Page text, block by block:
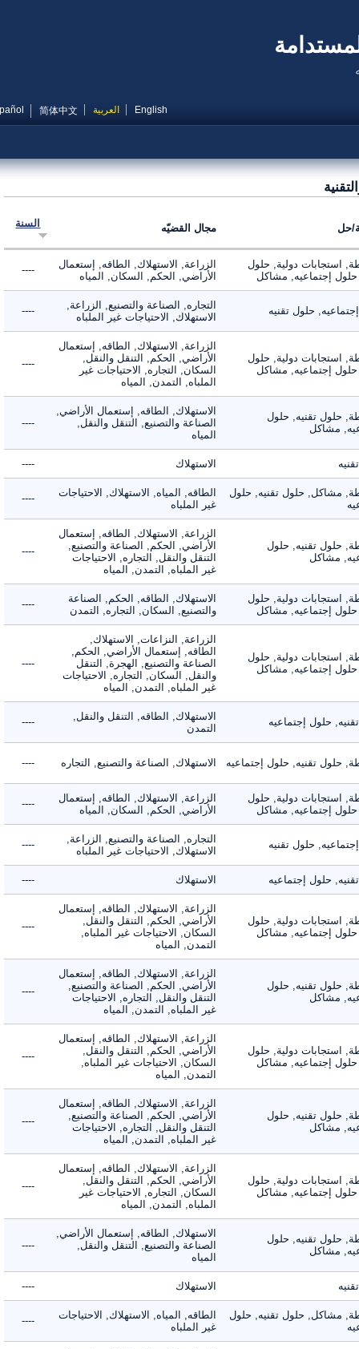
English العربية 简体中文
Español
مجال القضيّه السنة
استجابات دولية, حلول
إجتماعيه, مشاكل
الزراعة, الاستهلاك, الطاقه, إستعمال
الأراضي, الحكم, السكان, المياه
----
حلول تقنيه
التجاره, الصناعة والتصنيع, الزراعة,
الاستهلاك, الاحتياجات غير الملباه
----
استجابات دولية, حلول
إجتماعيه, مشاكل
الزراعة, الاستهلاك, الطاقه, إستعمال
الأراضي, الحكم, التنقل والنقل,
السكان, التجاره, الاحتياجات غير
الملباه, التمدن, المياه
----
حلول تقنيه, حلول
مشاكل
الاستهلاك, الطاقه, إستعمال الأراضي,
الصناعة والتصنيع, التنقل والنقل,
المياه
----
الاستهلاك ----
مشاكل, حلول تقنيه, حلول
الطاقه, المياه, الاستهلاك, الاحتياجات
غير الملباه
----
حلول تقنيه, حلول
مشاكل
الزراعة, الاستهلاك, الطاقه, إستعمال
الأراضي, الحكم, الصناعة والتصنيع,
التنقل والنقل, التجاره, الاحتياجات
غير الملباه, التمدن, المياه
----
استجابات دولية, حلول
إجتماعيه, مشاكل
الاستهلاك, الطاقه, الحكم, الصناعة
والتصنيع, السكان, التجاره, التمدن
----
استجابات دولية, حلول
إجتماعيه, مشاكل
الزراعة, النزاعات, الاستهلاك,
الطاقه, إستعمال الأراضي, الحكم,
الصناعة والتصنيع, الهجرة, التنقل
والنقل, السكان, التجاره, الاحتياجات
غير الملباه, التمدن, المياه
----
حلول إجتماعيه
الاستهلاك, الطاقه, التنقل والنقل,
التمدن
----
حلول تقنيه, حلول إجتماعيه الاستهلاك, الصناعة والتصنيع, التجاره ----
استجابات دولية, حلول
إجتماعيه, مشاكل
الزراعة, الاستهلاك, الطاقه, إستعمال
الأراضي, الحكم, السكان, المياه
----
حلول تقنيه
التجاره, الصناعة والتصنيع, الزراعة,
الاستهلاك, الاحتياجات غير الملباه
----
حلول إجتماعيه الاستهلاك ----
استجابات دولية, حلول
إجتماعيه, مشاكل
الزراعة, الاستهلاك, الطاقه, إستعمال
الأراضي, الحكم, التنقل والنقل,
السكان, الاحتياجات غير الملباه,
التمدن, المياه
----
حلول تقنيه, حلول
مشاكل
الزراعة, الاستهلاك, الطاقه, إستعمال
الأراضي, الحكم, الصناعة والتصنيع,
التنقل والنقل, التجاره, الاحتياجات
غير الملباه, التمدن, المياه
----
استجابات دولية, حلول
إجتماعيه, مشاكل
الزراعة, الاستهلاك, الطاقه, إستعمال
الأراضي, الحكم, التنقل والنقل,
السكان, الاحتياجات غير الملباه,
التمدن, المياه
----
حلول تقنيه, حلول
مشاكل
الزراعة, الاستهلاك, الطاقه, إستعمال
الأراضي, الحكم, الصناعة والتصنيع,
التنقل والنقل, التجاره, الاحتياجات
غير الملباه, التمدن, المياه
----
استجابات دولية, حلول
إجتماعيه, مشاكل
الزراعة, الاستهلاك, الطاقه, إستعمال
الأراضي, الحكم, التنقل والنقل,
السكان, التجاره, الاحتياجات غير
الملباه, التمدن, المياه
----
حلول تقنيه, حلول
مشاكل
الاستهلاك, الطاقه, إستعمال الأراضي,
الصناعة والتصنيع, التنقل والنقل,
المياه
----
الاستهلاك ----
مشاكل, حلول تقنيه, حلول
الطاقه, المياه, الاستهلاك, الاحتياجات
غير الملباه
----